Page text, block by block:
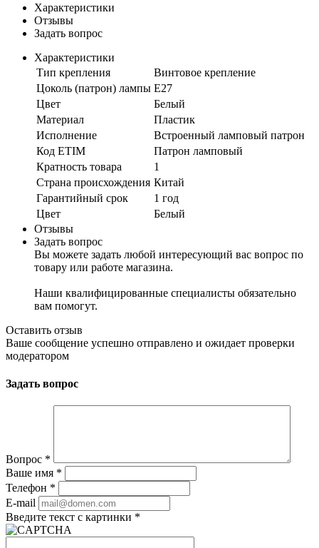
Характеристики
Отзывы
Задать вопрос
Характеристики
Тип крепления
Винтовое крепление
Цоколь (патрон) лампы E27
Цвет
Белый
Материал
Пластик
Исполнение
Встроенный ламповый патрон
Код ETIM
Патрон ламповый
Кратность товара
1
Страна происхождения Китай
Гарантийный срок
1 год
Цвет
Белый
Отзывы
Задать вопрос
Вы можете задать любой интересующий вас вопрос по
товару или работе магазина.
Наши квалифицированные специалисты обязательно
вам помогут.
Оставить отзыв
Ваше сообщение успешно отправлено и ожидает проверки
модератором
Задать вопрос
Вопрос *
Ваше имя *
Телефон *
E-mail
Введите текст с картинки *